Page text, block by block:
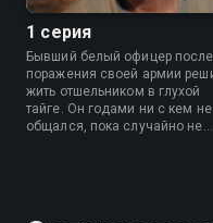
1 серия
Бывший белый офицер после
поражения своей армии
жить отшельником в глухой
тайге. Он годами ни с кем не
общался, пока случайно не